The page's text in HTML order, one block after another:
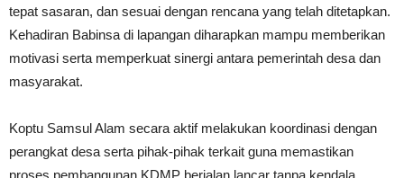
tepat sasaran, dan sesuai dengan rencana yang telah ditetapkan.
Kehadiran Babinsa di lapangan diharapkan mampu memberikan
motivasi serta memperkuat sinergi antara pemerintah desa dan
masyarakat.
Koptu Samsul Alam secara aktif melakukan koordinasi dengan
perangkat desa serta pihak-pihak terkait guna memastikan
proses pembangunan KDMP berjalan lancar tanpa kendala